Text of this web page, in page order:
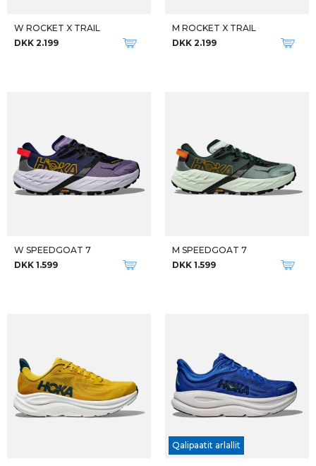
W ROCKET X TRAIL
DKK 2.199
M ROCKET X TRAIL
DKK 2.199
W SPEEDGOAT 7
DKK 1.599
M SPEEDGOAT 7
DKK 1.599
Qalipaatit arlallit